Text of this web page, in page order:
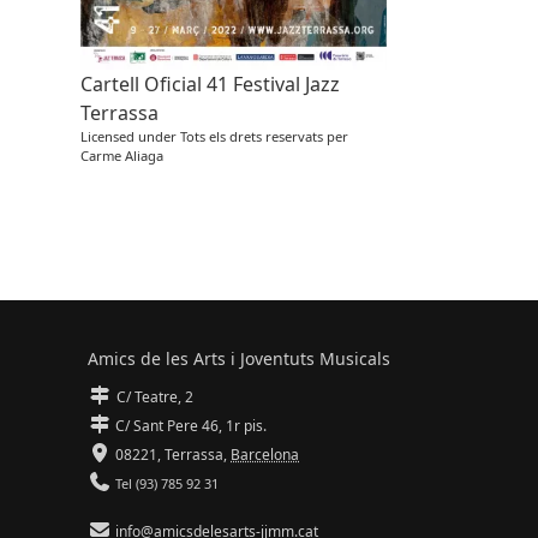
Cartell Oficial 41 Festival Jazz
Terrassa
Licensed under Tots els drets reservats per
Carme Aliaga
Amics de les Arts i Joventuts Musicals
C/ Teatre, 2
C/ Sant Pere 46, 1r pis.
08221,Terrassa, Barcelona
Tel (93) 785 92 31
info@amicsdelesarts-jjmm.cat